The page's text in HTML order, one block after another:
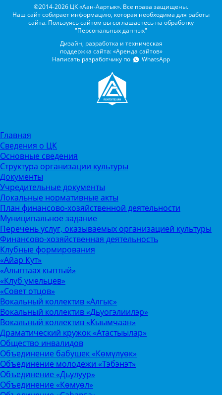
©2014-2026 ЦК «Аан-Аартык». Все права защищены.
Наш сайт собирает информацию, которая необходима для работы
сайта. Пользуясь сайтом вы соглашаетесь на обработку
"Персональных данных"
Дизайн, разработка и техническая
поддержка сайта: «Аренда сайтов»
Написать разработчику по
WhatsApp
Главная
Сведения о ЦК
Основные сведения
Структура организации культуры
Документы
Учредительные документы
Локальные нормативные акты
План финансово-хозяйственной деятельности
Муниципальное задание
Перечень услуг, оказываемых организацией культуры
Финансово-хозяйственная деятельность
Клубные формирования
«Айар Кут»
«Алыптаах кыптый»
«Клуб умельцев»
«Совет отцов»
Вокальный коллектив «Алгыс»
Вокальный коллектив «Дьуогэлиилэр»
Вокальный коллектив «Кыымчаан»
Драматический кружок «Атастыылар»
Общество инвалидов
Объединение бабушек «Көмүлүөк»
Объединение молодежи «Тэбэнэт»
Объединение «Дьулуур»
Объединение «Көмүөл»